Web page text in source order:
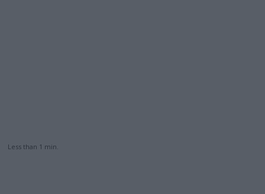
Less than 1 min.